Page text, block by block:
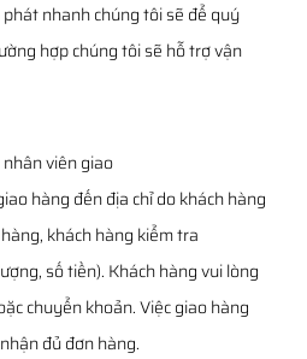
nhanh chúng tôi sẽ để quý
hợp chúng tôi sẽ hỗ trợ vận
viên giao
hàng đến địa chỉ do khách hàng
khách hàng kiểm tra
số tiền). Khách hàng vui lòng
chuyển khoản. Việc giao hàng
đủ đơn hàng.